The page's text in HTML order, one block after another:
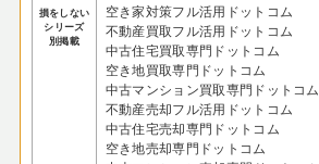
損をしない
シリーズ
別掲載
空き家対策フル活用ドットコム
不動産買取フル活用ドットコム
中古住宅買取専門ドットコム
空き地買取専門ドットコム
中古マンション買取専門ドットコム
不動産売却フル活用ドットコム
中古住宅売却専門ドットコム
空き地売却専門ドットコム